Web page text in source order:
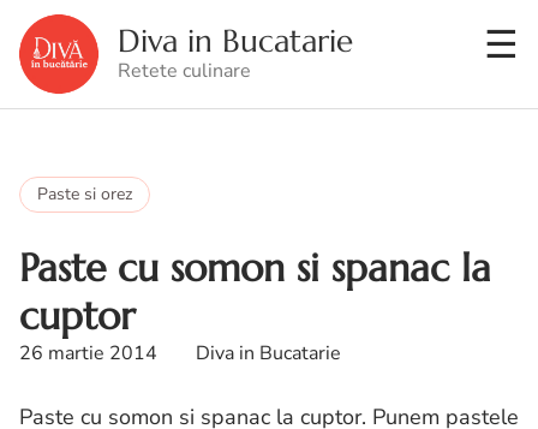
Diva in Bucatarie
Retete culinare
Paste si orez
Paste cu somon si spanac la
cuptor
26 martie 2014 Diva in Bucatarie
Paste cu somon si spanac la cuptor. Punem pastele